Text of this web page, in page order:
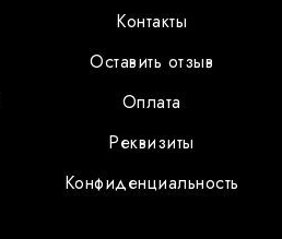
Контакты
Оставить отзыв
Оплата
Реквизиты
Конфиденциальность